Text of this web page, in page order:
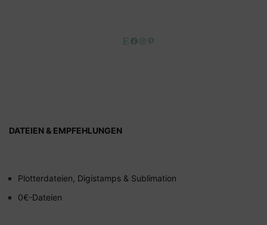
EtsyFacebook
Instagram
DATEIEN & EMPFEHLUNGEN
Plotterdateien, Digistamps & Sublimation
0€-Dateien